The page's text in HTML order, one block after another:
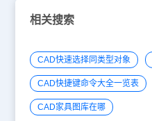
相关搜索
CAD快速选择同类型对象
CAD快捷键命令大全一览表
CAD家具图库在哪